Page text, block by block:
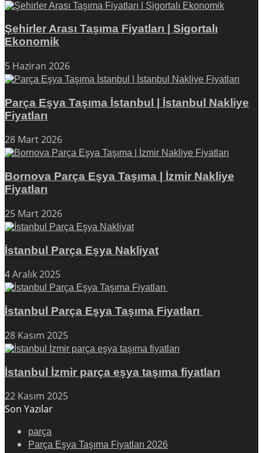
Şehirler Arası Taşıma Fiyatları | Sigortalı
Ekonomik
5 Haziran 2026
Parça Eşya Taşıma İstanbul | İstanbul Nakliye
Fiyatları
28 Mart 2026
Bornova Parça Eşya Taşıma | İzmir Nakliye
Fiyatları
25 Mart 2026
İstanbul Parça Eşya Nakliyat
4 Aralık 2025
İstanbul Parça Eşya Taşıma Fiyatları
28 Kasım 2025
İstanbul İzmir parça eşya taşıma fiyatları
22 Kasım 2025
Son Yazılar
parça
Parça Eşya Taşıma Fiyatları 2026